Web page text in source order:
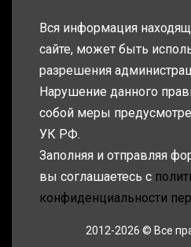
Вся информация
сайте, может быть
разрешения
Нарушение данного
собой меры
УК РФ.
Заполняя и отправляя
вы соглашаетесь с
конфиденциальности
2012-2026 © Все